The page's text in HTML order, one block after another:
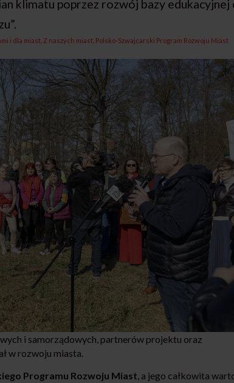
klimatu poprzez rozwój bazy edukacyjnej
i dla miast Z naszych miast Polsko-Szwajcarski Program Rozwoju Miast
i samorządowych, partnerów projektu oraz
w rozwoju miasta.
Programu Rozwoju Miast, a jego całkowita